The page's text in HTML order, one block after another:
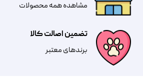
تضمین اصالت کالا
​​برندهای معتبر​​​​​​​
مشاهده همه محصولات